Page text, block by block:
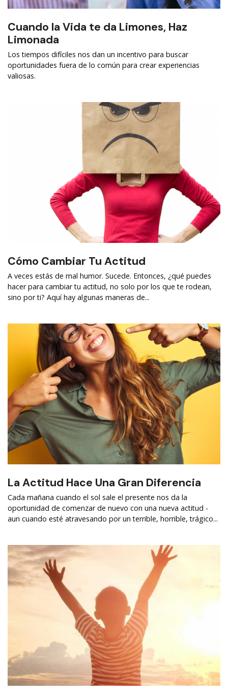
Cuando la Vida te da Limones, Haz
Limonada
Los tiempos difíciles nos dan un incentivo para buscar
oportunidades fuera de lo común para crear experiencias
valiosas.
Cómo Cambiar Tu Actitud
A veces estás de mal humor. Sucede. Entonces, ¿qué puedes
hacer para cambiar tu actitud, no solo por los que te rodean,
sino por ti? Aquí hay algunas maneras de...
La Actitud Hace Una Gran Diferencia
Cada mañana cuando el sol sale el presente nos da la
oportunidad de comenzar de nuevo con una nueva actitud -
aun cuando esté atravesando por un terrible, horrible, trágico...